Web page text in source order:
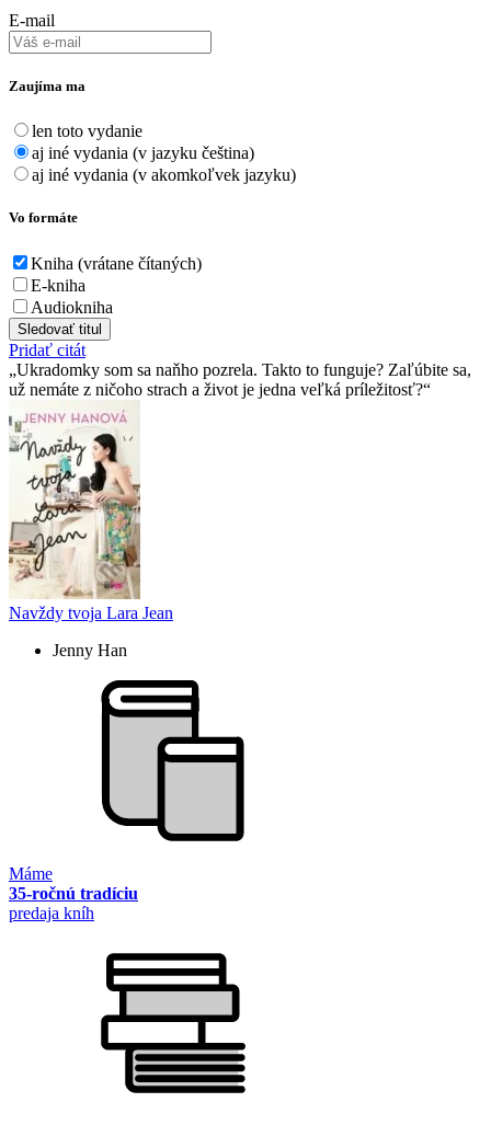
E-mail
Zaujíma ma
len toto vydanie
aj iné vydania (v jazyku čeština)
aj iné vydania (v akomkoľvek jazyku)
Vo formáte
Kniha (vrátane čítaných)
E-kniha
Audiokniha
Sledovať titul
Pridať citát
Ukradomky som sa naňho pozrela. Takto to funguje? Zaľúbite sa,
už nemáte z ničoho strach a život je jedna veľká príležitosť?
Navždy tvoja Lara Jean
Jenny Han
Máme
35-ročnú tradíciu
predaja kníh